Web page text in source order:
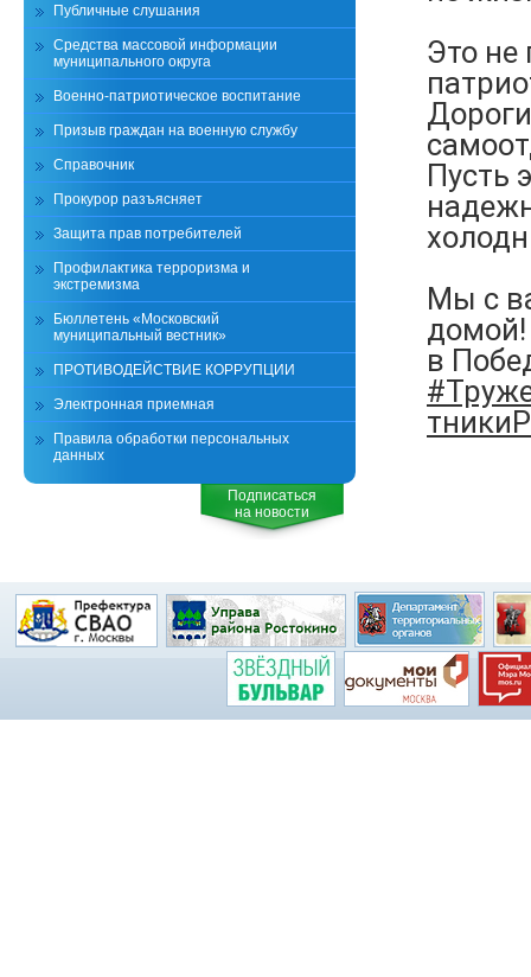
Это не
Пусть
Мы с
в
Публичные слушания
Средства массовой информации
муниципального округа
Военно-патриотическое воспитание
Призыв граждан на военную службу
Справочник
Прокурор разъясняет
Защита прав потребителей
Профилактика терроризма и
экстремизма
Бюллетень «Московский
муниципальный вестник»
ПРОТИВОДЕЙСТВИЕ КОРРУПЦИИ
Электронная приемная
Правила обработки персональных
данных
Подписаться
на новости